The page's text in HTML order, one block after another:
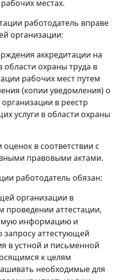
местах.
работодатель вправе
организации:
аккредитации на
области охраны труда в
рабочих мест путем
(копии уведомления) о
в реестр
услуги в области охраны
в соответствии с
правовыми актами.
работодатель обязан:
организации в
аттестации,
информацию и
запросу аттестующей
в устной и письменной
к целям
необходимые для